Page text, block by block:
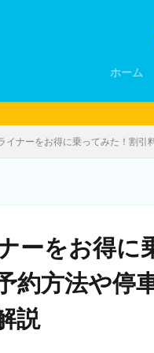
ホーム
イナーをお得に乗ってみた！割
ーをお得に
約方法や停
説